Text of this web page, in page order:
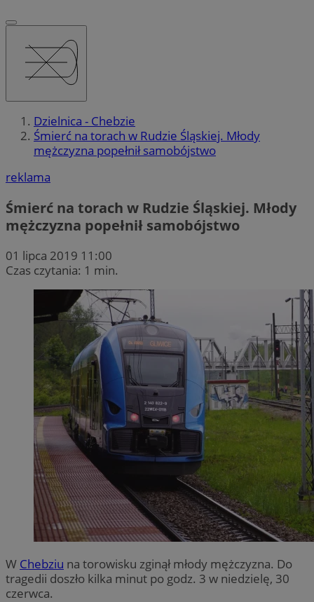
Dzielnica - Chebzie
Śmierć na torach w Rudzie Śląskiej. Młody
mężczyzna popełnił samobójstwo
reklama
Śmierć na torach w Rudzie Śląskiej. Młody
mężczyzna popełnił samobójstwo
01 lipca 2019 11:00
Czas czytania: 1 min.
W Chebziu na torowisku zginął młody mężczyzna. Do
tragedii doszło kilka minut po godz. 3 w niedzielę, 30
czerwca.